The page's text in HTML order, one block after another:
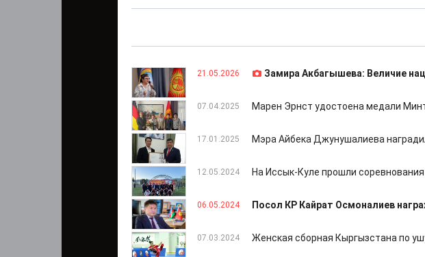
21.05.2026 Замира Акбагышева: Величие
07.04.2025 Марен Эрнст удостоена медали
17.01.2025 Мэра Айбека Джунушалиева
12.05.2024 На Иссык-Куле прошли
06.05.2024 Посол КР Кайрат Осмоналиев
07.03.2024 Женская сборная Кыргызстана по